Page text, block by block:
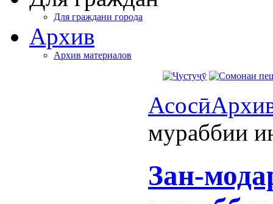
Для граждани города
Архив
Архив материалов
Асосӣ
мураббии
Зан-